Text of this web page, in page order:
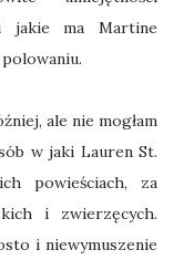
jakie ma Martine
ale nie mogłam
w jaki Lauren St.
powieściach, za
i zwierzęcych.
i niewymuszenie